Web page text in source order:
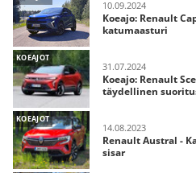
10.09.2024
Koeajo: Renault
katumaasturi
KOEAJOT
31.07.2024
Koeajo: Renault
täydellinen
KOEAJOT
14.08.2023
Renault Austral -
sisar